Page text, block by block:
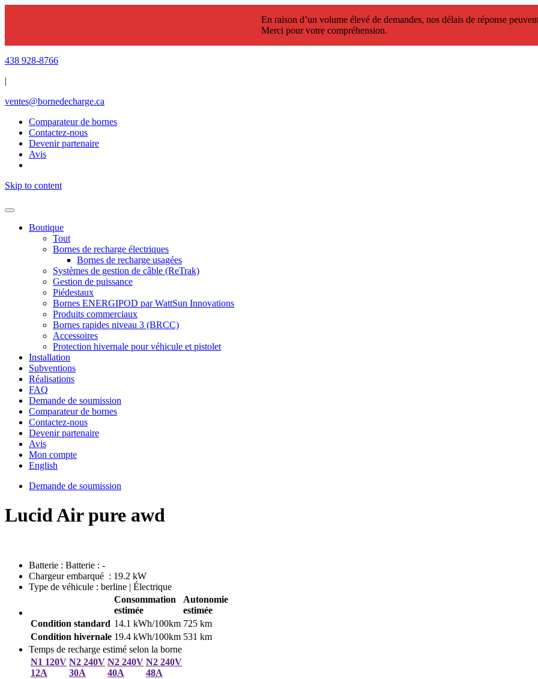
En raison d’un volume élevé de demandes, nos délais de réponse
Merci pour votre compréhension.
438 928-8766
|
ventes@bornedecharge.ca
Comparateur de bornes
Contactez-nous
Devenir partenaire
Avis
Skip to content
Boutique
Tout
Bornes de recharge électriques
Bornes de recharge usagées
Systèmes de gestion de câble (ReTrak)
Gestion de puissance
Piédestaux
Bornes ENERGIPOD par WattSun Innovations
Produits commerciaux
Bornes rapides niveau 3 (BRCC)
Accessoires
Protection hivernale pour véhicule et pistolet
Installation
Subventions
Réalisations
FAQ
Demande de soumission
Comparateur de bornes
Contactez-nous
Devenir partenaire
Avis
Mon compte
English
Demande de soumission
Lucid Air pure awd
Batterie : Batterie : -
Chargeur embarqué : 19.2 kW
Type de véhicule : berline | Électrique
Consommation
estimée
Autonomie
estimée
Condition standard 14.1 kWh/100km 725 km
Condition hivernale 19.4 kWh/100km 531 km
Temps de recharge estimé selon la borne
N1 120V
12A
N2 240V
30A
N2 240V
40A
N2 240V
48A